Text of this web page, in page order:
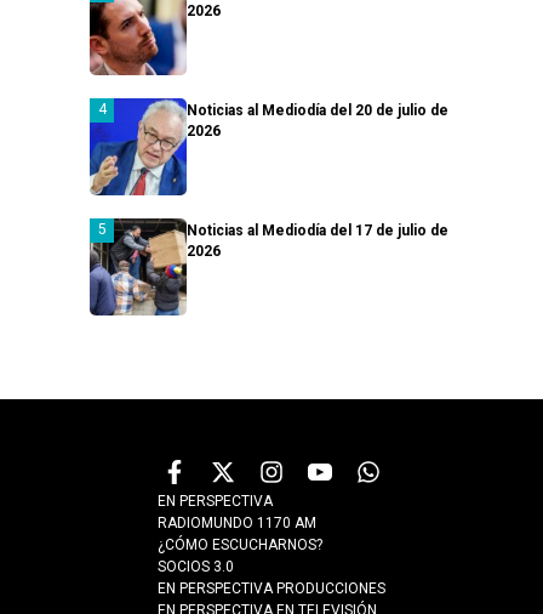
2026
Noticias al Mediodía del 20 de julio de
2026
Noticias al Mediodía del 17 de julio de
2026
EN PERSPECTIVA
RADIOMUNDO 1170 AM
¿CÓMO ESCUCHARNOS?
SOCIOS 3.0
EN PERSPECTIVA PRODUCCIONES
EN PERSPECTIVA EN TELEVISIÓN